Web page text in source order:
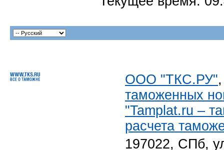
ООО "ТКС.РУ"
таможенных
"Tamplat.ru –
расчета
197022, СПб,